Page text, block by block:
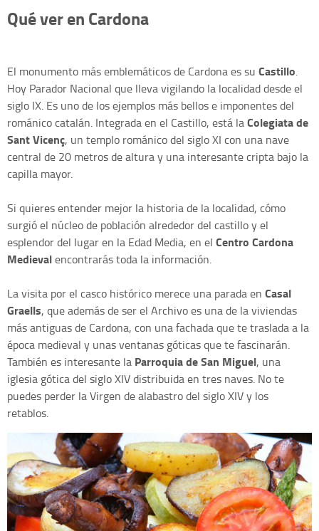
Qué ver en Cardona
El monumento más emblemáticos de Cardona es su Castillo.
Hoy Parador Nacional que lleva vigilando la localidad desde el
siglo IX. Es uno de los ejemplos más bellos e imponentes del
románico catalán. Integrada en el Castillo, está laColegiata de
Sant Vicenç, un templo románico del siglo XI con una nave
central de 20 metros de altura y una interesante cripta bajo la
capilla mayor.
Si quieres entender mejor la historia de la localidad, cómo
surgió el núcleo de población alrededor del castillo y el
esplendor del lugar en la Edad Media, en el Centro Cardona
Medievalencontrarás toda la información.
La visita por el casco histórico merece una parada en Casal
Graells, que además de ser el Archivo es una de la viviendas
más antiguas de Cardona, con una fachada que te traslada a la
época medieval y unas ventanas góticas que te fascinarán.
También es interesante la Parroquia de San Miguel, una
iglesia gótica del siglo XIV distribuida en tres naves. No te
puedes perder la Virgen de alabastro del siglo XIV y los
retablos.